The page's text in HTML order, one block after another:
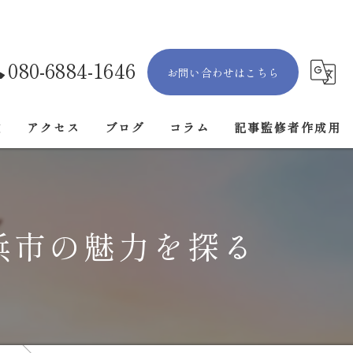
080-6884-1646 お問い合わせはこちら
アクセス ブログ コラム 記事監修者作成用
の魅力を探る